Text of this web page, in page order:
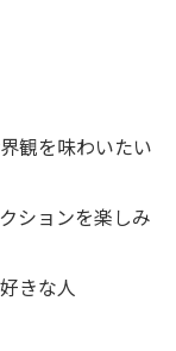
観を味わいたい
ションを楽しみ
きな人